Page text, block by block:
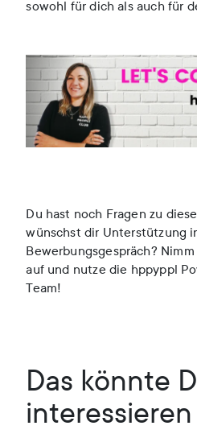
sowohl für dich als auch für
Du hast noch Fragen zu
wünschst dir Unterstützung
Bewerbungsgespräch?
auf und nutze die hppyppl
Team!
Das könnte
interessieren